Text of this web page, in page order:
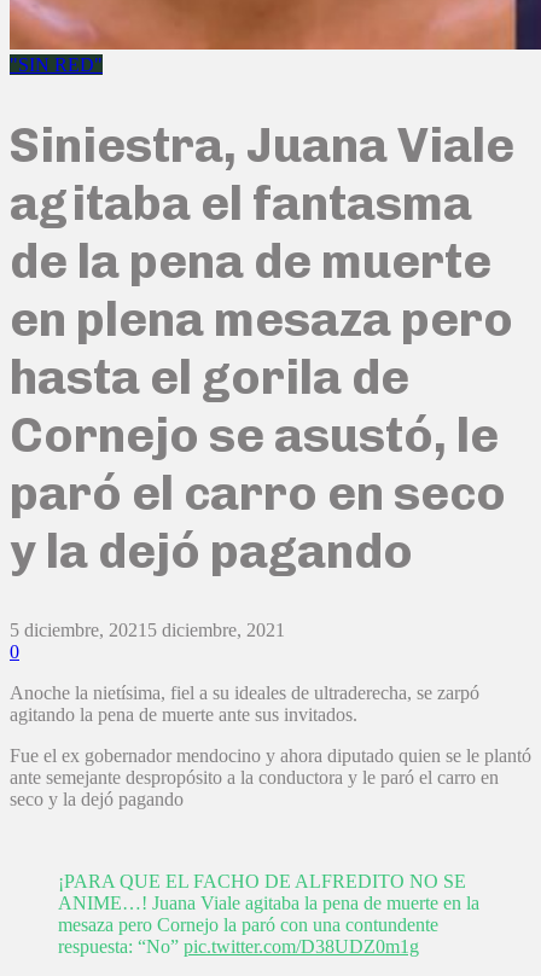
"SIN RED"
Siniestra, Juana Viale
agitaba el fantasma
de la pena de muerte
en plena mesaza pero
hasta el gorila de
Cornejo se asustó, le
paró el carro en seco
y la dejó pagando
5 diciembre, 2021 5 diciembre, 2021
0
Anoche la nietísima, fiel a su ideales de ultraderecha, se zarpó
agitando la pena de muerte ante sus invitados.
Fue el ex gobernador mendocino y ahora diputado quien se le plantó
ante semejante despropósito a la conductora y le paró el carro en
seco y la dejó pagando
¡PARA QUE EL FACHO DE ALFREDITO NO SE
ANIME…! Juana Viale agitaba la pena de muerte en la
mesaza pero Cornejo la paró con una contundente
respuesta: “No” pic.twitter.com/D38UDZ0m1g